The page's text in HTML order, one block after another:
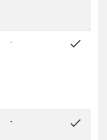
- done
- done